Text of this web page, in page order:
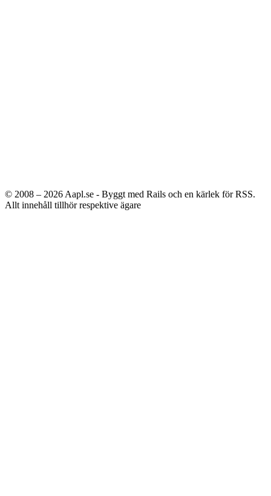
© 2008 – 2026 Aapl.se - Byggt med Rails och en kärlek för RSS.
Allt innehåll tillhör respektive ägare